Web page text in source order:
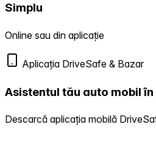
Simplu
Online sau din aplicație
Aplicația DriveSafe & Bazar
Asistentul tău auto mobil
Descarcă aplicația mobilă